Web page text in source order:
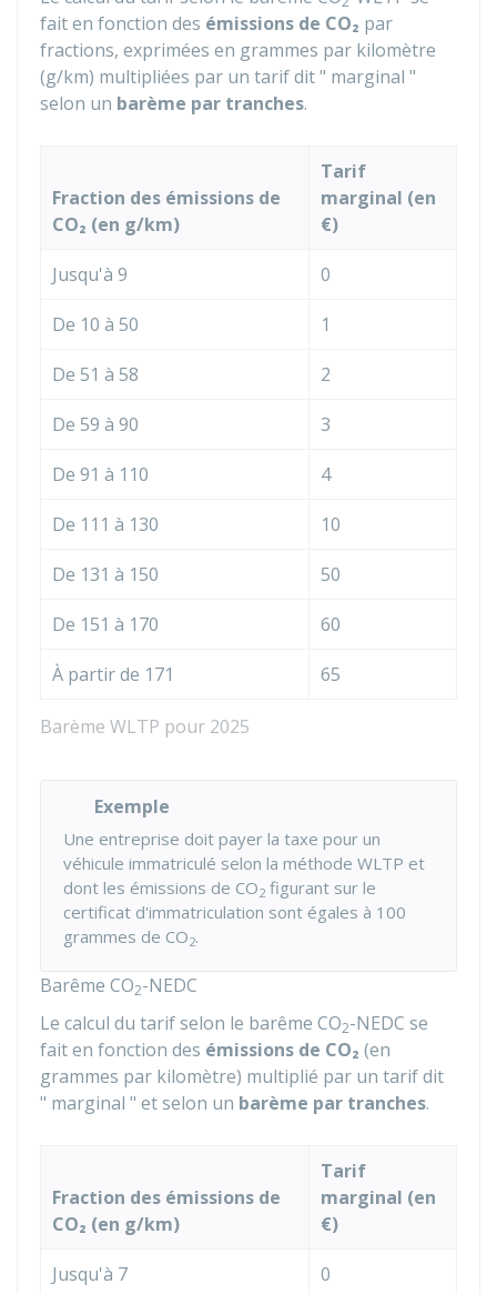
fait en fonction des émissions de CO₂ par
fractions, exprimées en grammes par kilomètre
(g/km) multipliées par un tarif dit " marginal "
selon un barème par tranches.
Barème WLTP pour 2025
Fraction des émissions de
CO₂ (en g/km)
Tarif
marginal (en
€)
Jusqu'à 9 0
De 10 à 50 1
De 51 à 58 2
De 59 à 90 3
De 91 à 110 4
De 111 à 130 10
De 131 à 150 50
De 151 à 170 60
À partir de 171 65
Exemple
Une entreprise doit payer la taxe pour un
véhicule immatriculé selon la méthode WLTP et
dont les émissions de CO2 figurant sur le
certificat d'immatriculation sont égales à 100
grammes de CO2.
Barême CO2-NEDC
Le calcul du tarif selon le barême CO2-NEDC se
fait en fonction des émissions de CO₂ (en
grammes par kilomètre) multiplié par un tarif dit
" marginal " et selon un barème par tranches.
Fraction des émissions de
CO₂ (en g/km)
Tarif
marginal (en
€)
Jusqu'à 7 0